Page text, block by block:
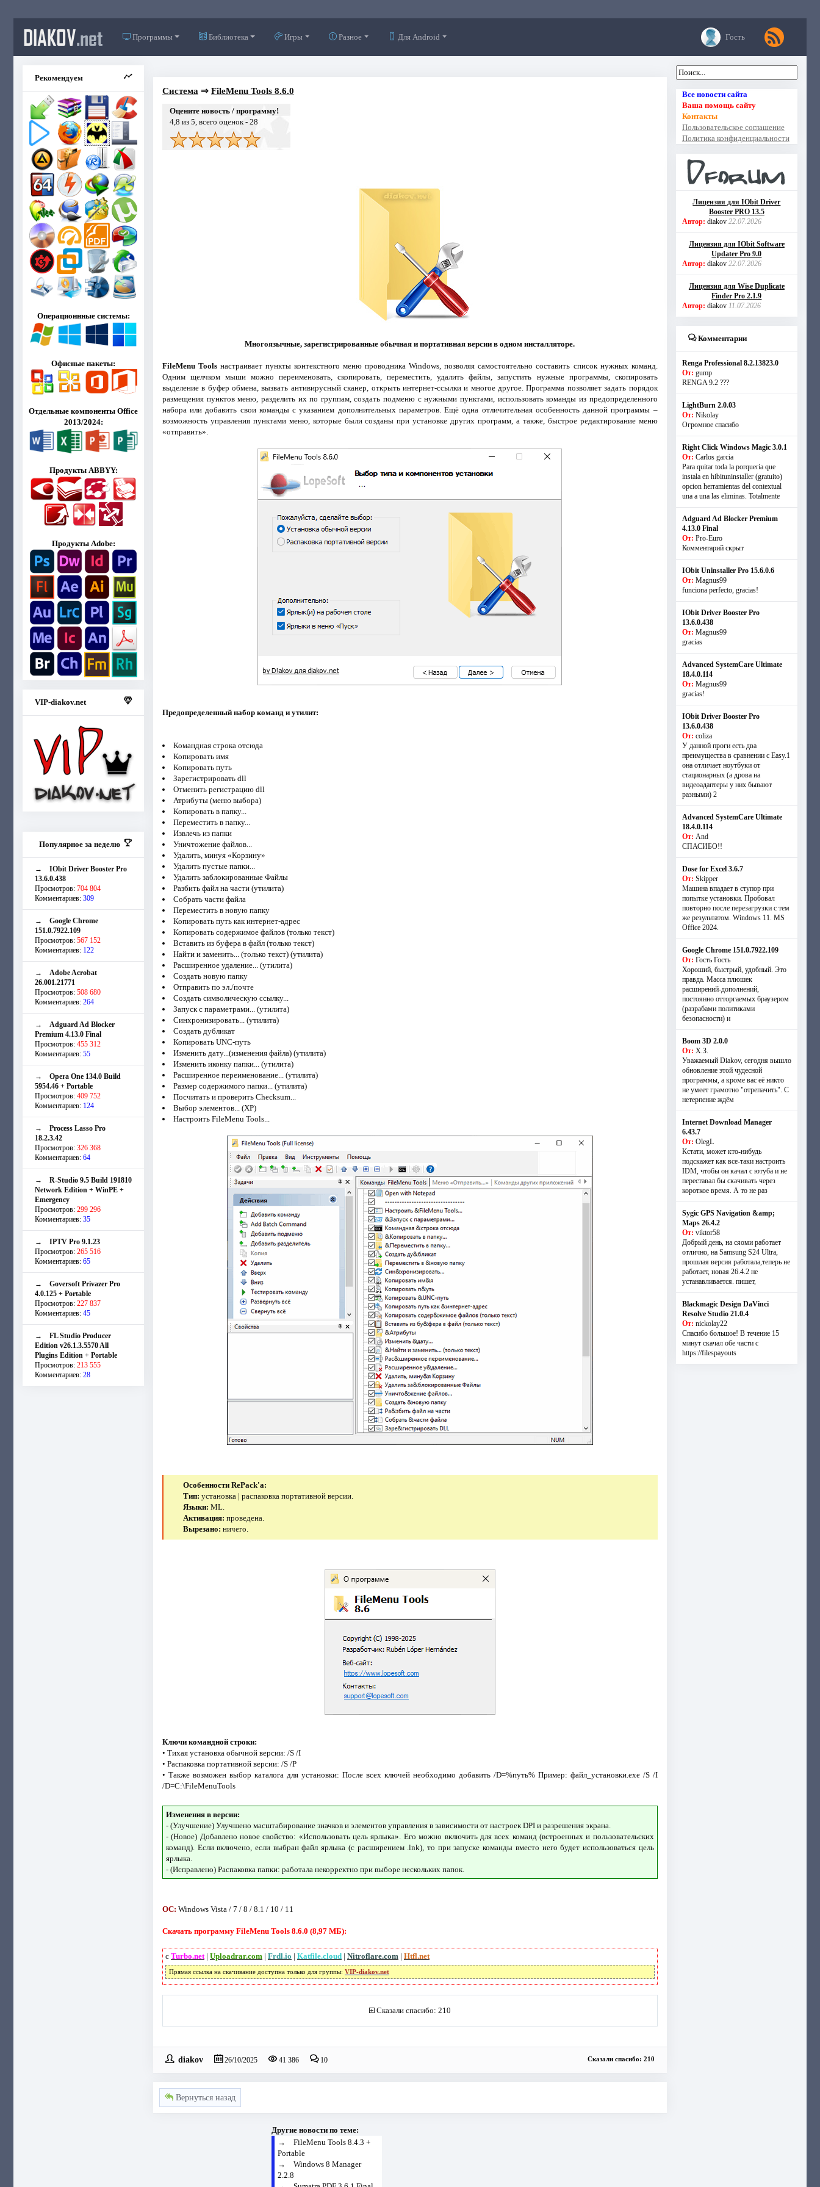
DIAKOV.net Программы Библиотека Игры Разное Для Android Гость
Рекомендуем
Операционнные системы:
Офисные пакеты:
Отдельные компоненты Office
2013/2024:
Продукты ABBYY:
Продукты Adobe:
VIP-diakov.net
Популярное за неделю
→ IObit Driver Booster Pro
13.6.0.438
Просмотров: 704 804
Комментариев: 309
→ Google Chrome
151.0.7922.109
Просмотров: 567 152
Комментариев: 122
→ Adobe Acrobat
26.001.21771
Просмотров: 508 680
Комментариев: 264
→ Adguard Ad Blocker
Premium 4.13.0 Final
Просмотров: 455 312
Комментариев: 55
→ Opera One 134.0 Build
5954.46 + Portable
Просмотров: 409 752
Комментариев: 124
→ Process Lasso Pro
18.2.3.42
Просмотров: 326 368
Комментариев: 64
→ R-Studio 9.5 Build 191810
Network Edition + WinPE +
Emergency
Просмотров: 299 296
Комментариев: 35
→ IPTV Pro 9.1.23
Просмотров: 265 516
Комментариев: 65
→ Goversoft Privazer Pro
4.0.125 + Portable
Просмотров: 227 837
Комментариев: 45
→ FL Studio Producer
Edition v26.1.3.5570 All
Plugins Edition + Portable
Просмотров: 213 555
Комментариев: 28
Система ⇒ FileMenu Tools 8.6.0
Оцените новость / программу!
4,8 из 5, всего оценок - 28
Многоязычные, зарегистрированные обычная и портативная версии в одном инсталляторе.
FileMenu Tools настраивает пункты контекстного меню проводника Windows, позволяя самостоятельно составить список нужных команд.
Одним щелчком мыши можно переименовать, скопировать, переместить, удалить файлы, запустить нужные программы, скопировать
выделение в буфер обмена, вызвать антивирусный сканер, открыть интернет-ссылки и многое другое. Программа позволяет задать порядок
размещения пунктов меню, разделить их по группам, создать подменю с нужными пунктами, использовать команды из предопределенного
набора или добавить свои команды с указанием дополнительных параметров. Ещё одна отличительная особенность данной программы –
возможность управления пунктами меню, которые были созданы при установке других программ, а также, быстрое редактирование меню
«отправить».
Предопределенный набор команд и утилит:
Командная строка отсюда
Копировать имя
Копировать путь
Зарегистрировать dll
Отменить регистрацию dll
Атрибуты (меню выбора)
Копировать в папку...
Переместить в папку...
Извлечь из папки
Уничтожение файлов...
Удалить, минуя «Корзину»
Удалить пустые папки...
Удалить заблокированные Файлы
Разбить файл на части (утилита)
Собрать части файла
Переместить в новую папку
Копировать путь как интернет-адрес
Копировать содержимое файлов (только текст)
Вставить из буфера в файл (только текст)
Найти и заменить... (только текст) (утилита)
Расширенное удаление... (утилита)
Создать новую папку
Отправить по эл./почте
Создать символическую ссылку...
Запуск с параметрами... (утилита)
Синхронизировать... (утилита)
Создать дубликат
Копировать UNC-путь
Изменить дату...(изменения файла) (утилита)
Изменить иконку папки... (утилита)
Расширенное переименование... (утилита)
Размер содержимого папки... (утилита)
Посчитать и проверить Checksum...
Выбор элементов... (XP)
Настроить FileMenu Tools...
Особенности RePack'a:
Тип: установка | распаковка портативной версии.
Языки: ML.
Активация: проведена.
Вырезано: ничего.
Ключи командной строки:
• Тихая установка обычной версии: /S /I
• Распаковка портативной версии: /S /P
• Также возможен выбор каталога для установки: После всех ключей необходимо добавить /D=%путь% Пример: файл_установки.exe /S /I
/D=C:\FileMenuTools
Изменения в версии:
- (Улучшение) Улучшено масштабирование значков и элементов управления в зависимости от настроек DPI и разрешения экрана.
- (Новое) Добавлено новое свойство: «Использовать цель ярлыка». Его можно включить для всех команд (встроенных и пользовательских
команд). Если включено, если выбран файл ярлыка (с расширением .lnk), то при запуске команды вместо него будет использоваться цель
ярлыка.
- (Исправлено) Распаковка папки: работала некорректно при выборе нескольких папок.
ОС: Windows Vista / 7 / 8 / 8.1 / 10 / 11
Скачать программу FileMenu Tools 8.6.0 (8,97 МБ):
с Turbo.net| Uploadrar.com| Frdl.io | Katfile.cloud| Nitroflare.com| Htfl.net
Прямая ссылка на скачивание доступна только для группы: VIP-diakov.net
Сказали спасибо: 210
diakov 26/10/2025 41 386 10 Сказали спасибо: 210
Вернуться назад
Другие новости по теме:
→FileMenu Tools 8.4.3 +
Portable
→Windows 8 Manager
2.2.8
Все новости сайта
Ваша помощь сайту
Контакты
Пользовательское соглашение
Политика конфиденциальности
Лицензия для IObit Driver
Booster PRO 13.5
Автор: diakov 22.07.2026
Лицензия для IObit Software
Updater Pro 9.0
Автор: diakov 22.07.2026
Лицензия для Wise Duplicate
Finder Pro 2.1.9
Автор: diakov 11.07.2026
Комментарии
Renga Professional 8.2.13823.0
От: gump
RENGA 9.2 ???
LightBurn 2.0.03
От: Nikolay
Огромное спасибо
Right Click Windows Magic 3.0.1
От: Carlos garcia
Para quitar toda la porqueria que
instala en hibituninstaller (gratuito)
opcion herramientas del contextual
una a una las eliminas. Totalmente
Adguard Ad Blocker Premium
4.13.0 Final
От: Pro-Euro
Комментарий скрыт
IObit Uninstaller Pro 15.6.0.6
От: Magnus99
funciona perfecto, gracias!
IObit Driver Booster Pro
13.6.0.438
От: Magnus99
gracias
Advanced SystemCare Ultimate
18.4.0.114
От: Magnus99
gracias!
IObit Driver Booster Pro
13.6.0.438
От: coliza
У данной проги есть два
преимущества в сравнении с Easy.1
она отличает ноутбуки от
стационарных (а дрова на
видеоадаптеры у них бывают
разными) 2
Advanced SystemCare Ultimate
18.4.0.114
От: And
СПАСИБО!!
Dose for Excel 3.6.7
От: Skipper
Машина впадает в ступор при
попытке установки. Пробовал
повторно после перезагрузки с тем
же результатом. Windows 11. MS
Offiсe 2024.
Google Chrome 151.0.7922.109
От: Гость Гость
Хороший, быстрый, удобный. Это
правда. Масса плюшек
расширений-дополнений,
постоянно отторгаемых браузером
(разрабами политиками
безопасности) и
Boom 3D 2.0.0
От: Х.З.
Уважаемый Diakov, сегодня вышло
обновление этой чудесной
программы, а кроме вас её никто
не умеет грамотно "отрепачить". С
нетерпение ждём
Internet Download Manager
6.43.7
От: OlegL
Кстати, может кто-нибудь
подскажет как все-таки настроить
IDM, чтобы он качал с ютуба и не
переставал бы скачивать через
короткое время. А то не раз
Sygic GPS Navigation &amp;
Maps 26.4.2
От: viktor58
Добрый день, на сяоми работает
отлично, на Samsung S24 Ultra,
прошлая версия работала,теперь не
работает, новая 26.4.2 не
устанавливается. пишет,
Blackmagic Design DaVinci
Resolve Studio 21.0.4
От: nickolay22
Спасибо большое! В течение 15
минут скачал обе части с
https://filespayouts